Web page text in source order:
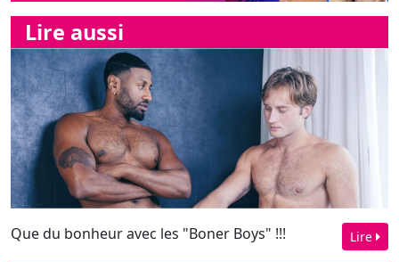
Que du bonheur avec les "Boner Boys" !!!
"Jizz Me Up!"… À force de
ne penser qu'à ça, tout